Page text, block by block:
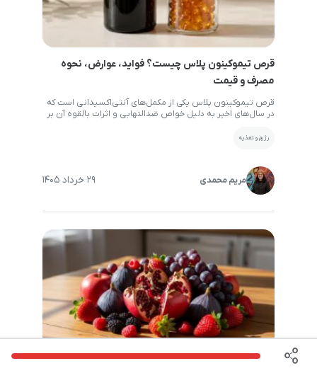
قرص تیموکینون پلاس چیست؟ فواید، عوارض، نحوه
مصرف و قیمت
قرص تیموکینون پلاس یکی از مکمل‌های آنتی‌اکسیدانی است که
در سال‌های اخیر به دلیل خواص ضدالتهابی و اثرات بالقوه آن بر
مورد توجه قرار گرفته است. در این مقاله به طور کامل با کاربردها،
رژیم و تغذیه
مریم محمدی 29 خرداد 1405